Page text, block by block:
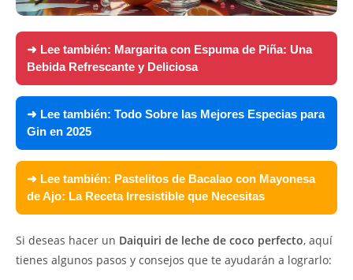
➜ Lee también: Margarita con Espuma de Piña: Una
Bebida Refrescante y Deliciosa
➜ Lee también: Todo Sobre las Mejores Especias para
Gin en 2025
➜ Lee también: Pastelitos de Bacalao con Mayonesa
de Ajo: La Receta Irresistible que Necesitas
Si deseas hacer un Daiquiri de leche de coco perfecto, aquí
tienes algunos pasos y consejos que te ayudarán a lograrlo: